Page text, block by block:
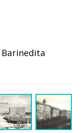
Barinedita